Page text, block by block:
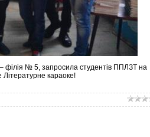
філія № 5, запросила студентів ППЛЗТ на
караоке!